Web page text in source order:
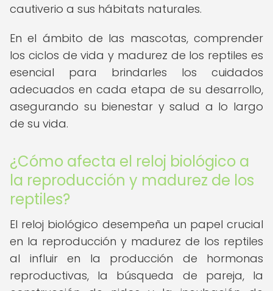
cautiverio a sus hábitats naturales.
En el ámbito de las mascotas, comprender
los ciclos de vida y madurez de los reptiles es
esencial para brindarles los cuidados
adecuados en cada etapa de su desarrollo,
asegurando su bienestar y salud a lo largo
de su vida.
¿Cómo afecta el reloj biológico a
la reproducción y madurez de los
reptiles?
El reloj biológico desempeña un papel crucial
en la reproducción y madurez de los reptiles
al influir en la producción de hormonas
reproductivas, la búsqueda de pareja, la